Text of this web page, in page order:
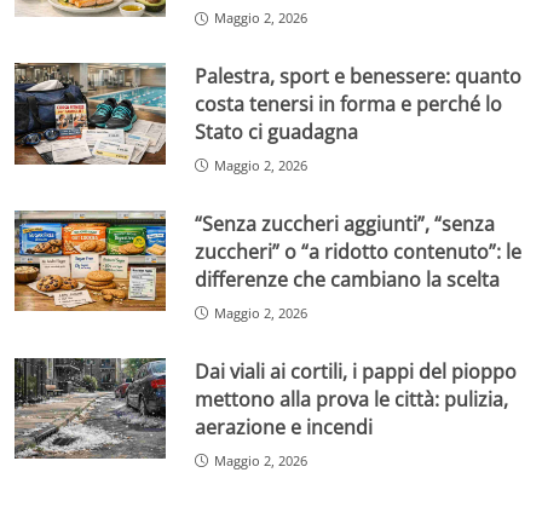
Maggio 2, 2026
Palestra, sport e benessere: quanto
costa tenersi in forma e perché lo
Stato ci guadagna
Maggio 2, 2026
“Senza zuccheri aggiunti”, “senza
zuccheri” o “a ridotto contenuto”: le
differenze che cambiano la scelta
Maggio 2, 2026
Dai viali ai cortili, i pappi del pioppo
mettono alla prova le città: pulizia,
aerazione e incendi
Maggio 2, 2026